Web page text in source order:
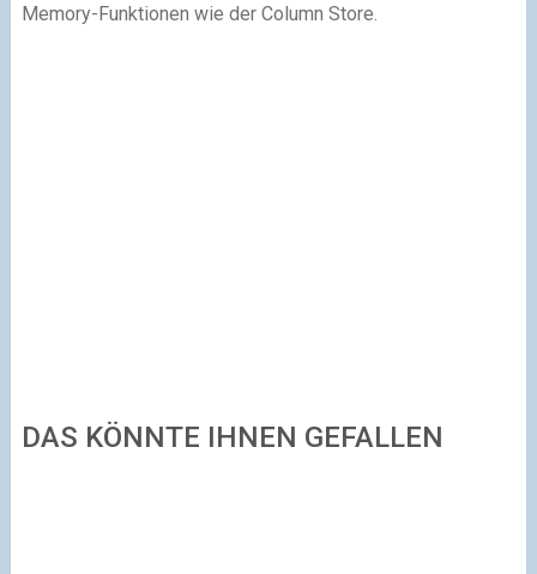
Memory-Funktionen wie der Column Store.
DAS KÖNNTE IHNEN GEFALLEN